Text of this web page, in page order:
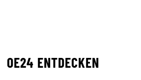
OE24 ENTDECKEN